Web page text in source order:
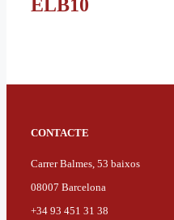
ELB10
CONTACTE
Carrer Balmes, 53 baixos
08007 Barcelona
+34 93 451 31 38